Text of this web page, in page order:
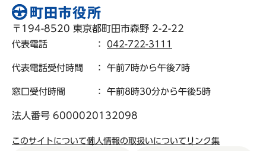
〒194-8520 東京都町田市森野 2-2-22
代表電話 ： 042-722-3111
代表電話受付時間 ： 午前7時から午後7時
窓口受付時間 ： 午前8時30分から午後5時
法人番号 6000020132098
このサイトについて個人情報の取扱いについて リンク集